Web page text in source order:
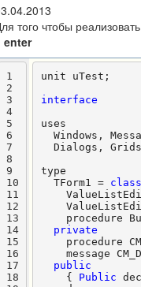
того чтобы
enter
1
2
3
4
5
6
7
8
9
10
11
12
13
14
15
16
17
18
unit uTest;
interface
uses
Windows,
Dialogs,
type
  TForm1 =
class
procedure
private
procedure
message
public
    {
Public